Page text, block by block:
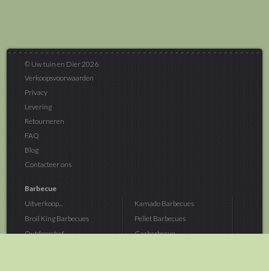
© Uw tuin en Dier 2026
Verkoopsvoorwaarden
Privacy
Levering
Retourneren
FAQ
Blog
Contacteer ons
Barbecue
Uitverkoop...
Broil King Barbecues
Outdoorchef...
Kamado Barbecues
Pellet Barbecues
Gasbarbecue